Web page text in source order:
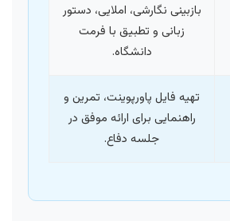
بازبینی نگارشی، املایی، دستور
زبانی و تطبیق با فرمت
دانشگاه.
تهیه فایل پاورپوینت، تمرین و
راهنمایی برای ارائه موفق در
جلسه دفاع.